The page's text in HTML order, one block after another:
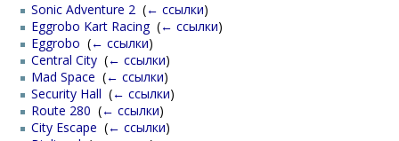
Sonic Adventure 2 (← ссылки)
Eggrobo Kart Racing‎ (← ссылки)
Eggrobo (← ссылки)
Central City (← ссылки)
Mad Space (← ссылки)
Security Hall (← ссылки)
Route 280 (← ссылки)
City Escape (← ссылки)